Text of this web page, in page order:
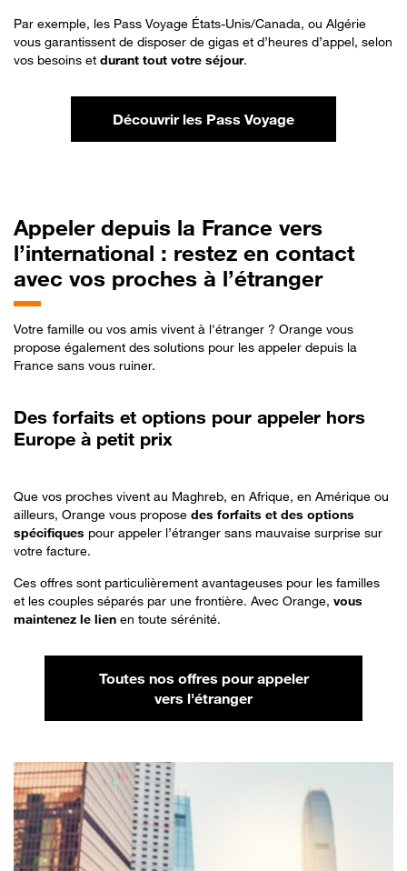
Par exemple, les Pass Voyage États-Unis/Canada, ou Algérie
vous garantissent de disposer de gigas et d’heures d’appel, selon
vos besoins et durant tout votre séjour.
Découvrir les Pass Voyage
Appelerdepuis la France vers
l’international : restez en contact
avec vos proches à l’étranger
Votre famille ou vos amis vivent à l'étranger ? Orange vous
propose également des solutions pour les appeler depuis la
France sans vous ruiner.
Des forfaits et options pour appeler hors
Europe à petit prix
Que vos proches vivent au Maghreb, en Afrique, en Amérique ou
ailleurs, Orange vous propose des forfaits et des options
spécifiques pour appeler l’étranger sans mauvaise surprise sur
votre facture.
Ces offres sont particulièrement avantageuses pour les familles
et les couples séparés par une frontière. Avec Orange, vous
maintenez le lien en toute sérénité.
Toutes nos offres pour appeler
vers l'étranger